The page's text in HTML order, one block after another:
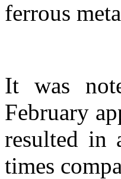
ferrous
It was
February
resulted in
times